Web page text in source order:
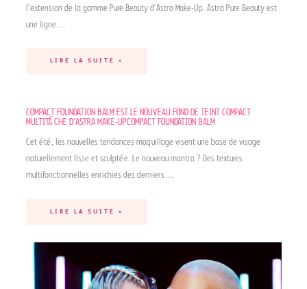
l’extension de la gamme Pure Beauty d’Astra Make-Up. Astra Pure Beauty est
une ligne…
LIRE LA SUITE »
COMPACT FOUNDATION BALM EST LE NOUVEAU FOND DE TEINT COMPACT
MULTITÂCHE D’ASTRA MAKE-UPCOMPACT FOUNDATION BALM
Cet été, les nouvelles tendances maquillage visent une base de visage
naturellement lisse et sculptée. Le nouveau mantra ? Des textures
multifonctionnelles enrichies des derniers…
LIRE LA SUITE »